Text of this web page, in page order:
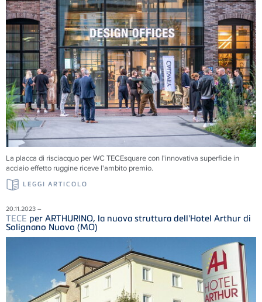
La placca di risciacquo per WC TECEsquare con l'innovativa superficie in
acciaio effetto ruggine riceve l'ambito premio.
LEGGI ARTICOLO
20.11.2023 –
TECE per ARTHURINO, la nuova struttura dell'Hotel Arthur di
Solignano Nuovo (MO)